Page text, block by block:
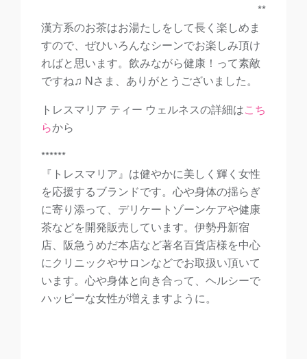
**
漢方系のお茶はお湯たしをして長く楽しめま
すので、ぜひいろんなシーンでお楽しみ頂け
ればと思います。飲みながら健康！って素敵
ですね♫ Nさま、ありがとうございました。
トレスマリア ティー ウェルネスの詳細はこち
らから
******
『トレスマリア』は健やかに美しく輝く女性
を応援するブランドです。心や身体の揺らぎ
に寄り添って、デリケートゾーンケアや健康
茶などを開発販売しています。伊勢丹新宿
店、阪急うめだ本店など著名百貨店様を中心
にクリニックやサロンなどでお取扱い頂いて
います。心や身体と向き合って、ヘルシーで
ハッピーな女性が増えますように。